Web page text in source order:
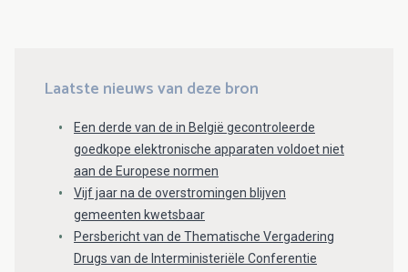
Laatste nieuws van deze bron
Een derde van de in België gecontroleerde
goedkope elektronische apparaten voldoet niet
aan de Europese normen
Vijf jaar na de overstromingen blijven
gemeenten kwetsbaar
Persbericht van de Thematische Vergadering
Drugs van de Interministeriële Conferentie